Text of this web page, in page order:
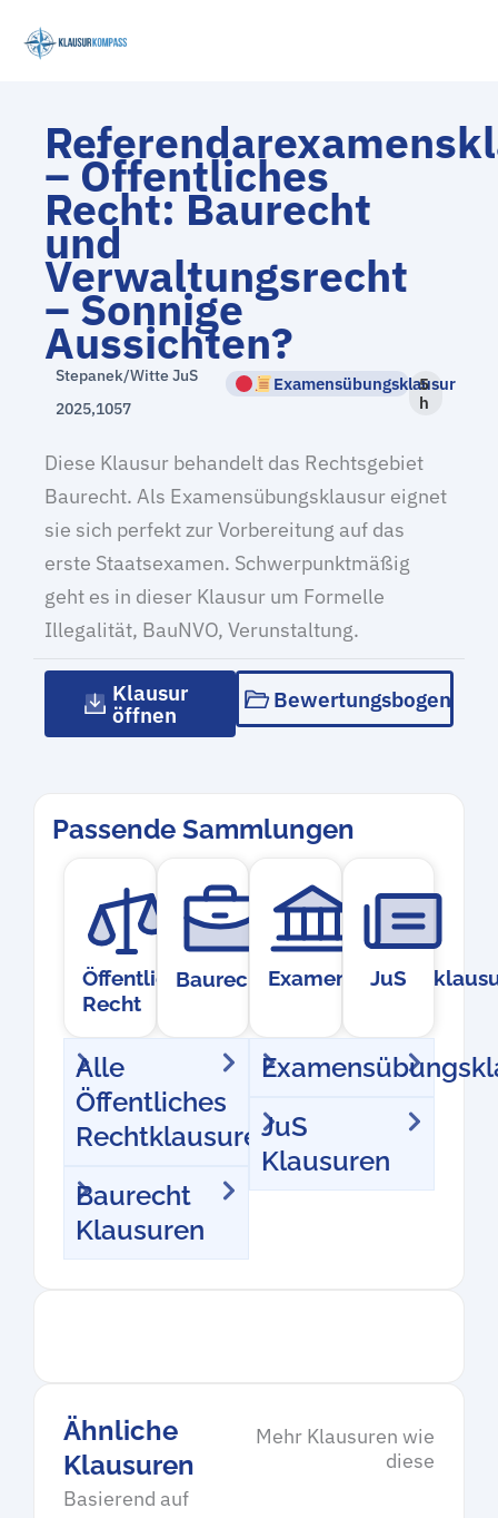
Inhalt
– Öffentliches
Recht: Baurecht
und
Verwaltungsrecht
– Sonnige
Aussichten?
Stepanek/Witte JuS
2025,1057
Examensübungsklausur
5
h
Diese Klausur behandelt das Rechtsgebiet
Baurecht. Als Examensübungsklausur eignet
sie sich perfekt zur Vorbereitung auf das
erste Staatsexamen. Schwerpunktmäßig
geht es in dieser Klausur um Formelle
Illegalität, BauNVO, Verunstaltung.
Klausur
öffnen
Bewertungsbogen
Passende Sammlungen
Öffentliches
Recht
Baurecht JuS
Alle
Öffentliches
Rechtklausuren
Baurecht
Klausuren
JuS
Klausuren
Ähnliche
Klausuren
Basierend auf
Mehr Klausuren wie
diese